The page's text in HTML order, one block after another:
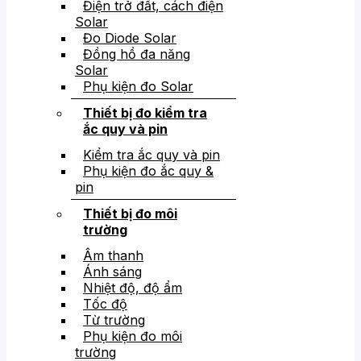
Điện trở đất, cách điện
Solar
Đo Diode Solar
Đồng hồ đa năng
Solar
Phụ kiện đo Solar
Thiết bị đo kiểm tra
ắc quy và pin
Kiểm tra ắc quy và pin
Phụ kiện đo ắc quy &
pin
Thiết bị đo môi
trường
Âm thanh
Ánh sáng
Nhiệt độ, độ ẩm
Tốc độ
Từ trường
Phụ kiện đo môi
trường